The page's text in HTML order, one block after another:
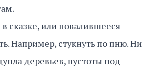
сказке, или повалившееся
Например, стукнуть по пню. Ни
деревьев, пустоты под